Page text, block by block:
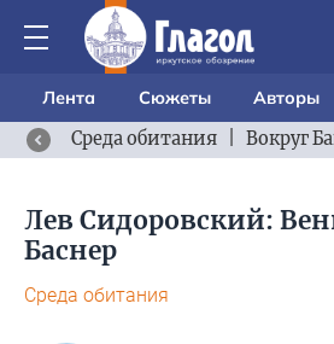
Лента Сюжеты Авторы
Среда обитания
Вокруг
Лев Сидоровский:
Баснер
Среда обитания